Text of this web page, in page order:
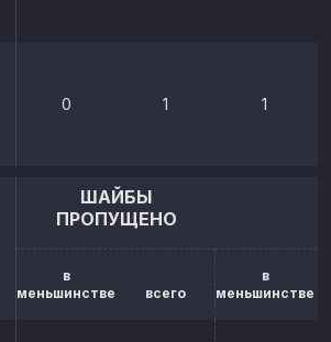
0 1 1
ШАЙБЫ
ПРОПУЩЕНО
в
меньшинстве
всего
в
меньшинстве